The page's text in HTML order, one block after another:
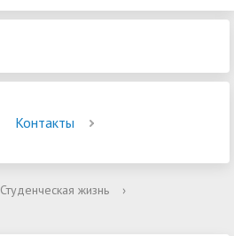
Контакты
Студенческая жизнь
›